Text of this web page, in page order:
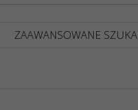
ZAAWANSOWANE